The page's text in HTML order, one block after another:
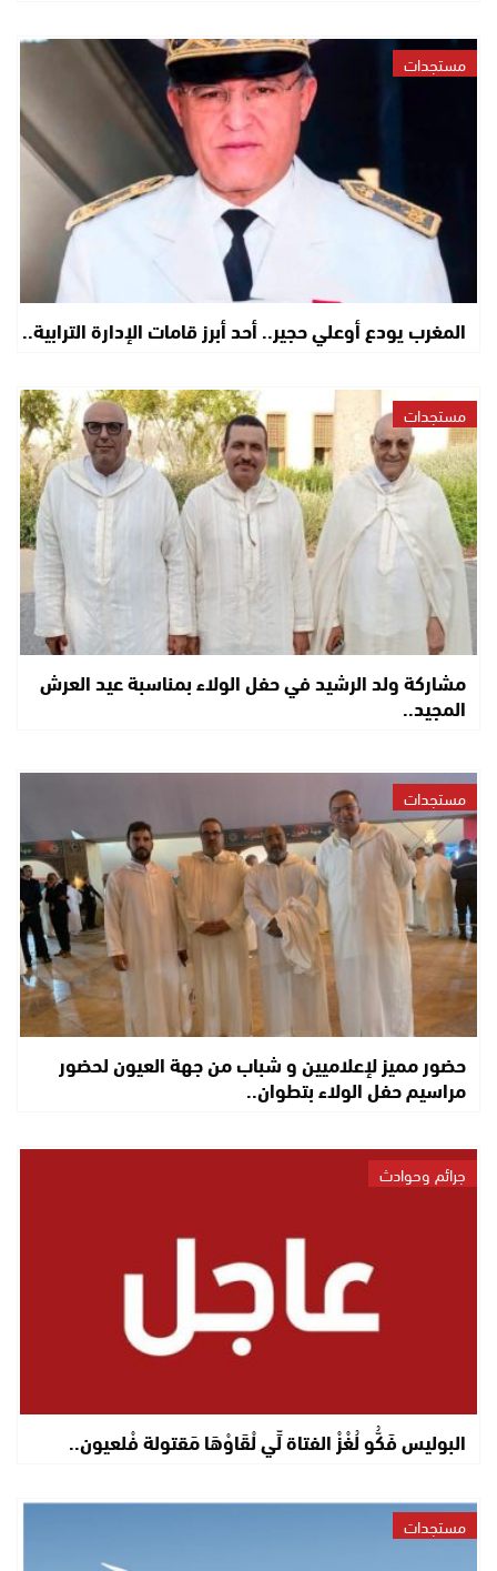
مستجدات
المغرب يودع أوعلي حجير.. أحد أبرز قامات الإدارة الترابية..
مستجدات
مشاركة ولد الرشيد في حفل الولاء بمناسبة عيد العرش
المجيد..
مستجدات
حضور مميز لإعلاميين و شباب من جهة العيون لحضور
مراسيم حفل الولاء بتطوان..
جرائم وحوادث
البوليس فَكُّو لُغْزْ الفتاة لِّي لْقَاوْهَا مَقتولة فْلعيون..
مستجدات